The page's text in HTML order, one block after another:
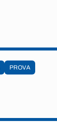
PROVA